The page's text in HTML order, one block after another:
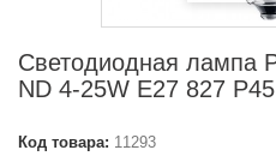
Светодиодная лампа
ND 4-25W E27 827
Код товара: 11293